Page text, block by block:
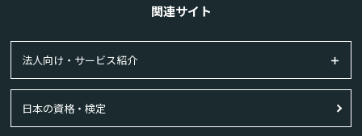
関連サイト
法人向け・サービス紹介
日本の資格・検定